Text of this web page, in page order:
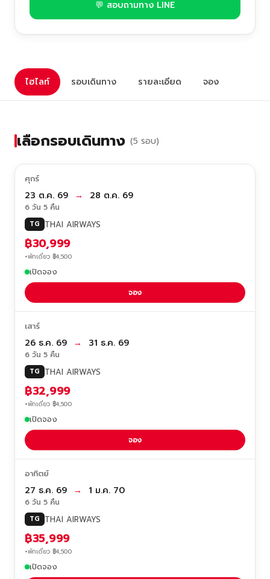
💬 สอบถามทาง LINE
ไฮไลท์ รอบเดินทาง รายละเอียด จอง
เลือกรอบเดินทาง (5 รอบ)
ศุกร์
23 ต.ค. 69 → 28 ต.ค. 69
6 วัน 5 คืน
TG THAI AIRWAYS
฿30,999
+พักเดี่ยว ฿4,500
เปิดจอง
จอง
เสาร์
26 ธ.ค. 69 → 31 ธ.ค. 69
6 วัน 5 คืน
TG THAI AIRWAYS
฿32,999
+พักเดี่ยว ฿4,500
เปิดจอง
จอง
อาทิตย์
27 ธ.ค. 69 → 1 ม.ค. 70
6 วัน 5 คืน
TG THAI AIRWAYS
฿35,999
+พักเดี่ยว ฿4,500
เปิดจอง